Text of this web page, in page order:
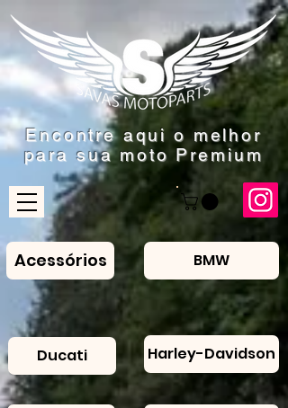
Encontre aqui omelhor
para sua moto Premium
Acessórios BMW
Harley-Davidson
Ducati